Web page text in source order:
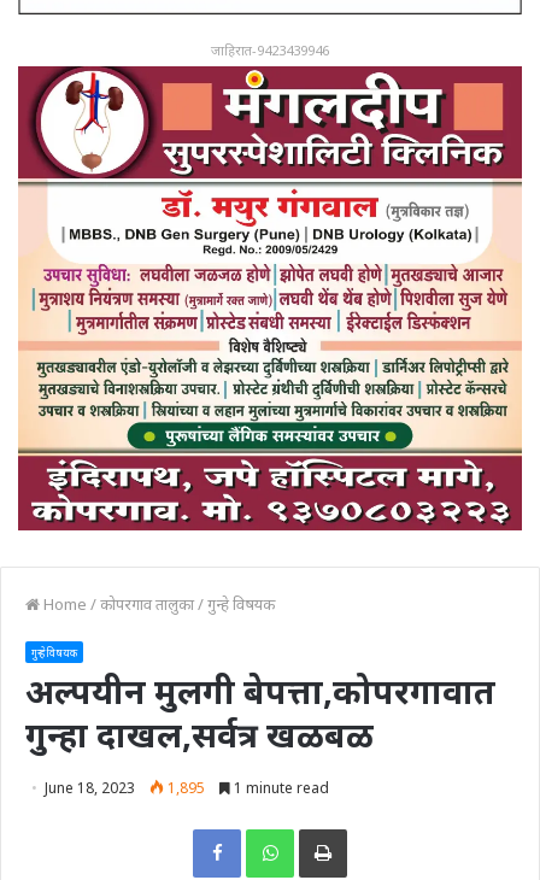
जाहिरात-9423439946
Home /कोपरगाव तालुका/गुन्हे विषयक
गुन्हे विषयक
अल्पयीन मुलगी बेपत्ता,कोपरगावात
गुन्हा दाखल,सर्वत्र खळबळ
June 18, 2023 1,895 1 minute read
Print